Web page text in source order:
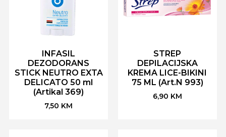
INFASIL
DEZODORANS
STICK NEUTRO EXTA
DELICATO 50 ml
(Artikal 369)
7,50 KM
STREP
DEPILACIJSKA
KREMA LICE-BIKINI
75 ML (Art.N 993)
6,90 KM